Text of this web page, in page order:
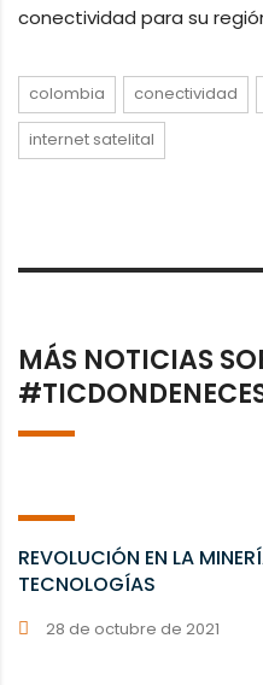
conectividad para su
colombia conectividad
internet satelital
MÁS NOTICIAS
REVOLUCIÓN EN LA
TECNOLOGÍAS
28 de octubre de 2021